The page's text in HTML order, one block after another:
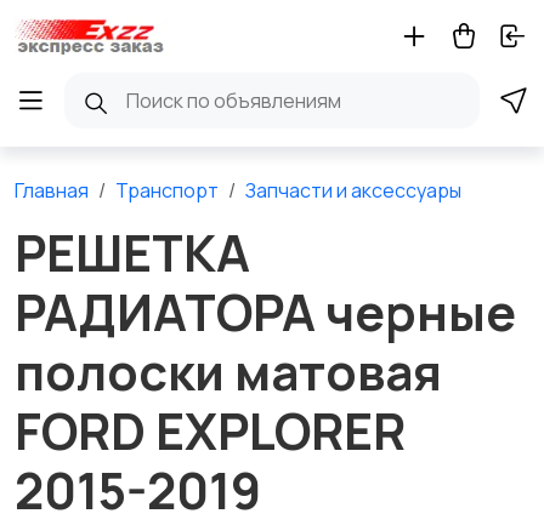
Главная Транспорт Запчасти и аксессуары
РЕШЕТКА
РАДИАТОРА черные
полоски матовая
FORD EXPLORER
2015-2019